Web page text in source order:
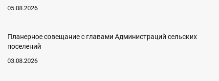
05.08.2026
Планерное совещание с главами Администраций сельских
поселений
03.08.2026